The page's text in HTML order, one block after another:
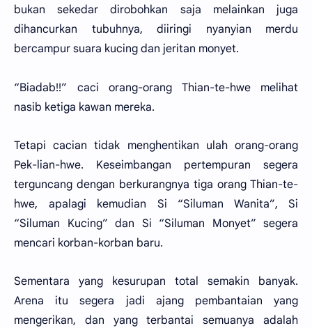
bukan sekedar dirobohkan saja melainkan juga
dihancurkan tubuhnya, diiringi nyanyian merdu
bercampur suara kucing dan jeritan monyet.
“Biadab!!” caci orang-orang Thian-te-hwe melihat
nasib ketiga kawan mereka.
Tetapi cacian tidak menghentikan ulah orang-orang
Pek-lian-hwe. Keseimbangan pertempuran segera
terguncang dengan berkurangnya tiga orang Thian-te-
hwe, apalagi kemudian Si “Siluman Wanita”, Si
“Siluman Kucing” dan Si “Siluman Monyet” segera
mencari korban-korban baru.
Sementara yang kesurupan total semakin banyak.
Arena itu segera jadi ajang pembantaian yang
mengerikan, dan yang terbantai semuanya adalah